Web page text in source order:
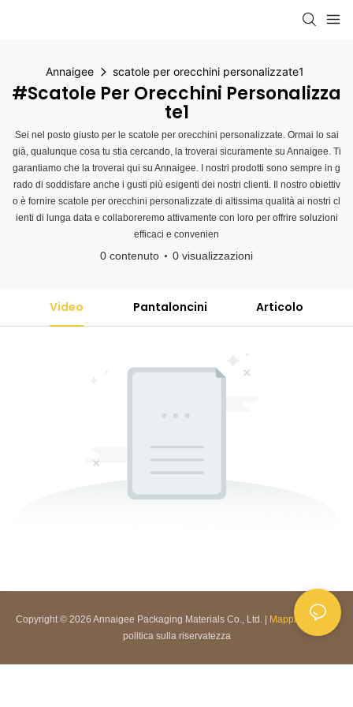
Annaigee scatole per orecchini personalizzate1
#scatole Per Orecchini Personalizza
Te1
Sei nel posto giusto per le scatole per orecchini personalizzate. Ormai lo sai
già, qualunque cosa tu stia cercando, la troverai sicuramente su Annaigee. Ti
garantiamo che la troverai qui su Annaigee. I nostri prodotti sono sempre in g
rado di soddisfare anche i gusti più esigenti dei nostri clienti. Il nostro obiettiv
o è fornire scatole per orecchini personalizzate di altissima qualità ai nostri cl
ienti di lunga data e collaboreremo attivamente con loro per offrire soluzioni
efficaci e convenien
0 contenuto 0 visualizzazioni
Video Pantaloncini Articolo
Copyright © 2026 Annaigee Packaging Materials Co., Ltd. | Mappa del sito
politica sulla riservatezza